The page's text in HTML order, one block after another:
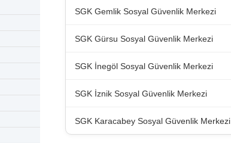
SGK Gemlik Sosyal Güvenlik Merkezi
SGK Gürsu Sosyal Güvenlik Merkezi
SGK İnegöl Sosyal Güvenlik Merkezi
SGK İznik Sosyal Güvenlik Merkezi
SGK Karacabey Sosyal Güvenlik Merkezi